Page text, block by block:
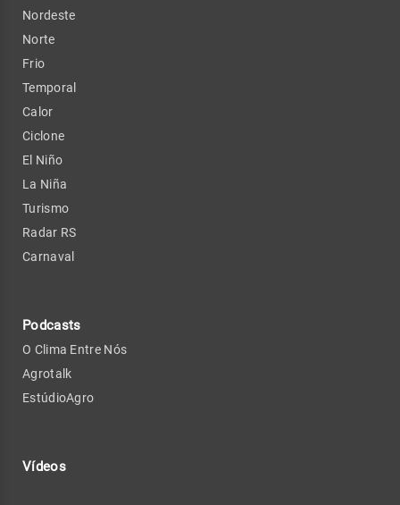
Nordeste
Norte
Frio
Temporal
Calor
Ciclone
El Niño
La Niña
Turismo
Radar RS
Carnaval
Podcasts
O Clima Entre Nós
Agrotalk
EstúdioAgro
Vídeos